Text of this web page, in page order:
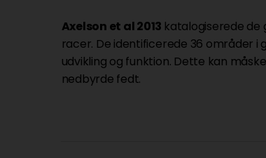
Axelson et al 2013 katalogiserede de
racer. De identificerede 36 områder i
udvikling og funktion. Dette kan
nedbyrde fedt.